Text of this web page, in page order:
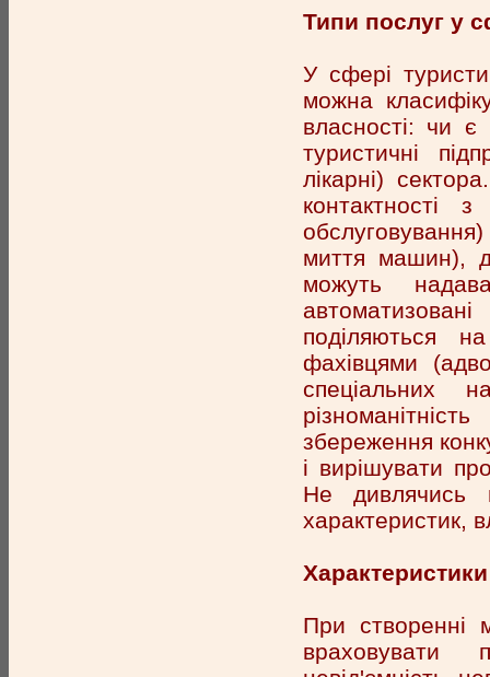
Типи послуг у
У сфері
можна
власності: чи є
туристичні
лікарні)
контактності
миття машин),
можуть
поділяються
фахівцями
спеціальних
збереження
і вирішувати
Не дивлячись
характеристик,
При створенні
враховувати